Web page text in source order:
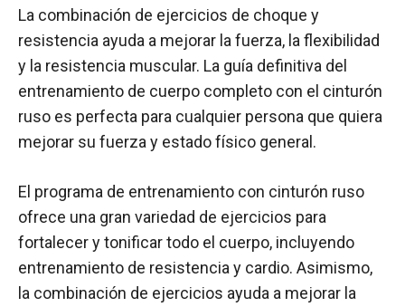
La combinación de ejercicios de choque y
resistencia ayuda a mejorar la fuerza, la flexibilidad
y la resistencia muscular. La guía definitiva del
entrenamiento de cuerpo completo con el cinturón
ruso es perfecta para cualquier persona que quiera
mejorar su fuerza y estado físico general.
El programa de entrenamiento con cinturón ruso
ofrece una gran variedad de ejercicios para
fortalecer y tonificar todo el cuerpo, incluyendo
entrenamiento de resistencia y cardio. Asimismo,
la combinación de ejercicios ayuda a mejorar la